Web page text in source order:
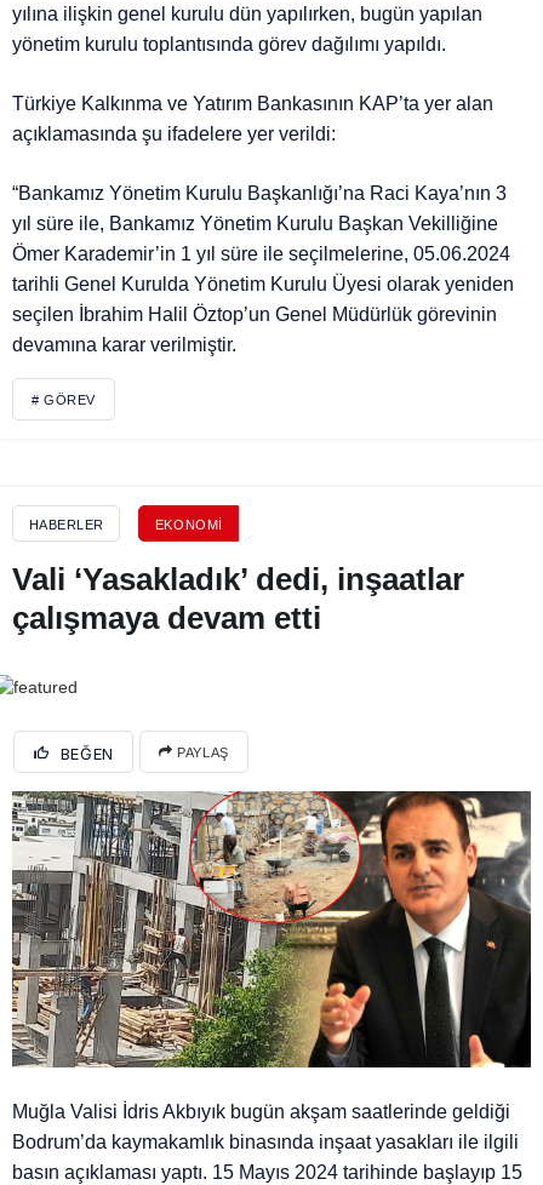
yılına ilişkin genel kurulu dün yapılırken, bugün yapılan
yönetim kurulu toplantısında görev dağılımı yapıldı.
Türkiye Kalkınma ve Yatırım Bankasının KAP’ta yer alan
açıklamasında şu ifadelere yer verildi:
“Bankamız Yönetim Kurulu Başkanlığı’na Raci Kaya’nın 3
yıl süre ile, Bankamız Yönetim Kurulu Başkan Vekilliğine
Ömer Karademir’in 1 yıl süre ile seçilmelerine, 05.06.2024
tarihli Genel Kurulda Yönetim Kurulu Üyesi olarak yeniden
seçilen İbrahim Halil Öztop’un Genel Müdürlük görevinin
devamına karar verilmiştir.
# GÖREV
HABERLER EKONOMI
Vali ‘Yasakladık’ dedi, inşaatlar
çalışmaya devam etti
BEĞEN PAYLAŞ
Muğla Valisi İdris Akbıyık bugün akşam saatlerinde geldiği
Bodrum’da kaymakamlık binasında inşaat yasakları ile ilgili
basın açıklaması yaptı. 15 Mayıs 2024 tarihinde başlayıp 15